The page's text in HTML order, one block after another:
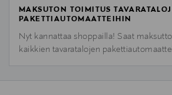
MAKSUTON TOIMITUS
PAKETTIAUTOMAATTEIHIN
Nyt kannattaa shoppailla! Saat
kaikkien tavaratalojen